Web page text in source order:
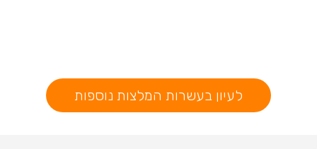
לעיון בעשרות המלצות נוספות